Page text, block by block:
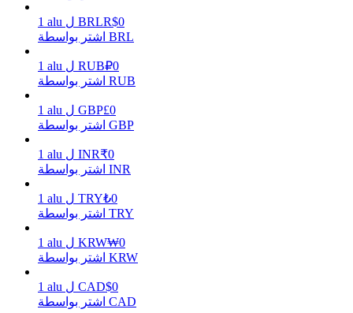
يكسب
احصل على مكافآت تنافسية يوميًا
1 alu ل BRLR$0
اشتر بواسطة BRL
1 alu ل RUB₽0
اشتر بواسطة RUB
1 alu ل GBP£0
اشتر بواسطة GBP
1 alu ل INR₹0
اشتر بواسطة INR
1 alu ل TRY₺0
اشتر بواسطة TRY
1 alu ل KRW₩0
اشتر بواسطة KRW
1 alu ل CAD$0
اشتر بواسطة CAD